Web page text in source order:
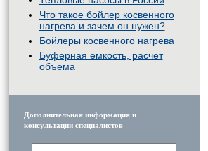
Что такое бойлер косвенного
нагрева и зачем он нужен?
Бойлеры косвенного нагрева
Буферная емкость, расчет
объема
Дополнительная информация и
консультации специалистов